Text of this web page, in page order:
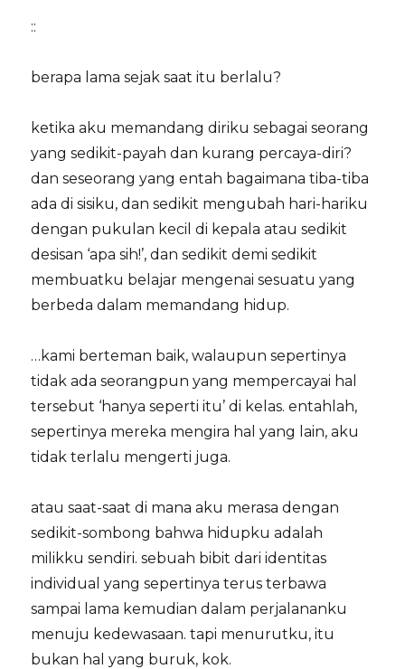
::
berapa lama sejak saat itu berlalu?
ketika aku memandang diriku sebagai seorang
yang sedikit-payah dan kurang percaya-diri?
dan seseorang yang entah bagaimana tiba-tiba
ada di sisiku, dan sedikit mengubah hari-hariku
dengan pukulan kecil di kepala atau sedikit
desisan ‘apa sih!’, dan sedikit demi sedikit
membuatku belajar mengenai sesuatu yang
berbeda dalam memandang hidup.
…kami berteman baik, walaupun sepertinya
tidak ada seorangpun yang mempercayai hal
tersebut ‘hanya seperti itu’ di kelas. entahlah,
sepertinya mereka mengira hal yang lain, aku
tidak terlalu mengerti juga.
atau saat-saat di mana aku merasa dengan
sedikit-sombong bahwa hidupku adalah
milikku sendiri. sebuah bibit dari identitas
individual yang sepertinya terus terbawa
sampai lama kemudian dalam perjalananku
menuju kedewasaan. tapi menurutku, itu
bukan hal yang buruk, kok.